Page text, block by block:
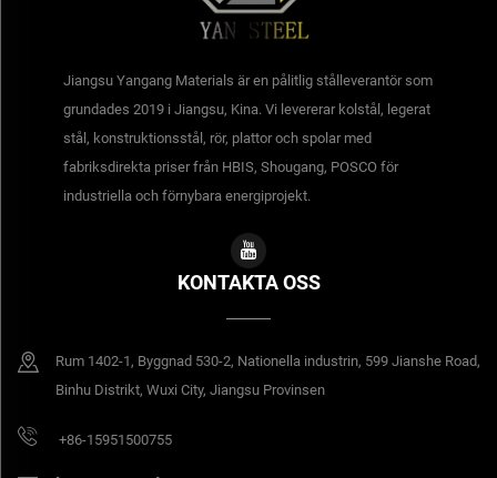
Jiangsu Yangang Materials är en pålitlig stålleverantör som
grundades 2019 i Jiangsu, Kina. Vi levererar kolstål, legerat
stål, konstruktionsstål, rör, plattor och spolar med
fabriksdirekta priser från HBIS, Shougang, POSCO för
industriella och förnybara energiprojekt.
KONTAKTA OSS
Rum 1402-1, Byggnad 530-2, Nationella industrin, 599 Jianshe Road,
Binhu Distrikt, Wuxi City, Jiangsu Provinsen
+86-15951500755